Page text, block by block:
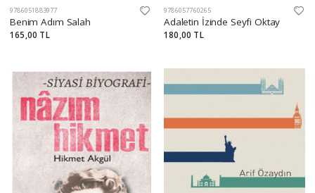
9786051883977
Benim Adım Salah
165,00 TL
9786057760265
Adaletin İzinde Seyfi Oktay
180,00 TL